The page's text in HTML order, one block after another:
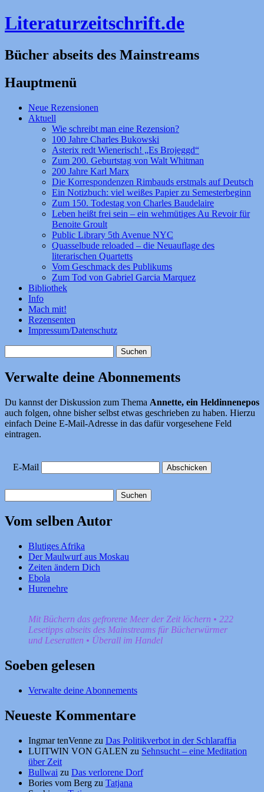
Literaturzeitschrift.de
Bücher abseits des Mainstreams
Hauptmenü
Zum
Inhalt
Neue Rezensionen
Aktuell
Wie schreibt man eine Rezension?
100 Jahre Charles Bukowski
Asterix redt Wienerisch! „Es Brojeggd“
Zum 200. Geburtstag von Walt Whitman
200 Jahre Karl Marx
Die Korrespondenzen Rimbauds erstmals auf Deutsch
Ein Notizbuch: viel weißes Papier zu Semesterbeginn
Zum 150. Todestag von Charles Baudelaire
Leben heißt frei sein – ein wehmütiges Au Revoir für
Benoite Groult
Public Library 5th Avenue NYC
Quasselbude reloaded – die Neuauflage des
literarischen Quartetts
Vom Geschmack des Publikums
Zum Tod von Gabriel Garcia Marquez
Bibliothek
Info
Mach mit!
Rezensenten
Impressum/Datenschutz
nach:
Verwalte deine Abonnements
Du kannst der Diskussion zum Thema Annette, ein Heldinnenepos
auch folgen, ohne bisher selbst etwas geschrieben zu haben. Hierzu
einfach Deine E-Mail-Adresse in das dafür vorgesehene Feld
eintragen.
E-Mail
nach:
Vom selben Autor
Blutiges Afrika
Der Maulwurf aus Moskau
Zeiten ändern Dich
Ebola
Hurenehre
Mit Büchern das gefrorene Meer der Zeit löchern • 222
Lesetipps abseits des Mainstreams für Bücherwürmer
und Leseratten • Überall im Handel
Soeben gelesen
Verwalte deine Abonnements
Neueste Kommentare
Ingmar tenVenne zu Das Politikverbot in der Schlaraffia
LUITWIN VON GALEN zu Sehnsucht – eine Meditation
über Zeit
Bullwai zu Das verlorene Dorf
Bories vom Berg zu Tatjana